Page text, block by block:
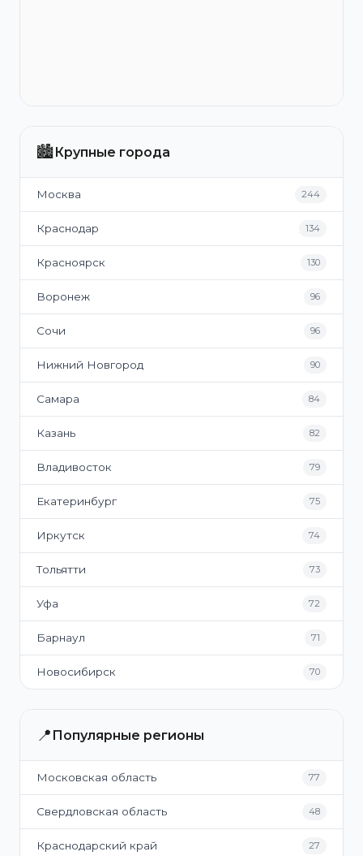
🏙️Крупные города
Москва 244
Краснодар 134
Красноярск 130
Воронеж 96
Сочи 96
Нижний Новгород 90
Самара 84
Казань 82
Владивосток 79
Екатеринбург 75
Иркутск 74
Тольятти 73
Уфа 72
Барнаул 71
Новосибирск 70
📍 Популярные регионы
Московская область 77
Свердловская область 48
Краснодарский край 27